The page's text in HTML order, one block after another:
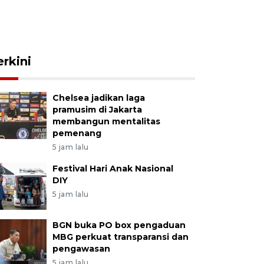
Chelsea jadikan laga
pramusim di Jakarta
membangun mentalitas
pemenang
5 jam lalu
Festival Hari Anak Nasional
DIY
5 jam lalu
BGN buka PO box pengaduan
MBG perkuat transparansi dan
pengawasan